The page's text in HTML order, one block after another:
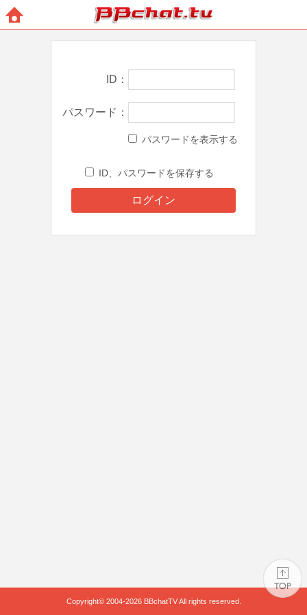
BBchatTV
ID
パスワード
パスワードを表示する
ID、パスワードを保存する
Copyright© 2004-2026 BBchatTVAll rights reserved.